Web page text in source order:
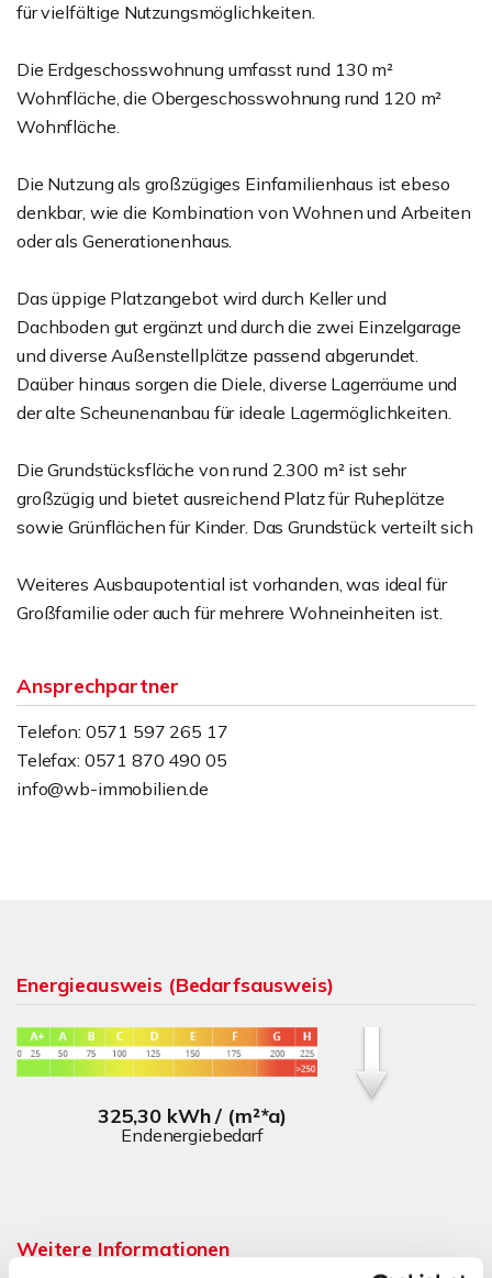
für vielfältige Nutzungsmöglichkeiten.
Die Erdgeschosswohnung umfasst rund 130 m²
Wohnfläche, die Obergeschosswohnung rund 120 m²
Wohnfläche.
Die Nutzung als großzügiges Einfamilienhaus ist ebeso
denkbar, wie die Kombination von Wohnen und Arbeiten
oder als Generationenhaus.
Das üppige Platzangebot wird durch Keller und
Dachboden gut ergänzt und durch die zwei Einzelgarage
und diverse Außenstellplätze passend abgerundet.
Daüber hinaus sorgen die Diele, diverse Lagerräume und
der alte Scheunenanbau für ideale Lagermöglichkeiten.
Die Grundstücksfläche von rund 2.300 m² ist sehr
großzügig und bietet ausreichend Platz für Ruheplätze
sowie Grünflächen für Kinder. Das Grundstück verteilt sich
Weiteres Ausbaupotential ist vorhanden, was ideal für
Großfamilie oder auch für mehrere Wohneinheiten ist.
Ansprechpartner
Telefon: 0571 597 265 17
Telefax: 0571 870 490 05
info@wb-immobilien.de
Energieausweis (Bedarfsausweis)
325,30 kWh / (m²*a)
Endenergiebedarf
Weitere Informationen